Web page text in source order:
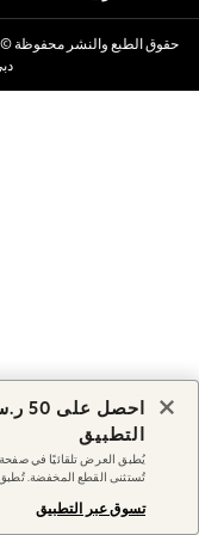
Dresses
& Outfits
& Caps
Shop
Styles
Dresses
Collection
& T-Shirts
التطبيق
تُستثنى القطع المخفضة.
تسوق عبر التطبيق